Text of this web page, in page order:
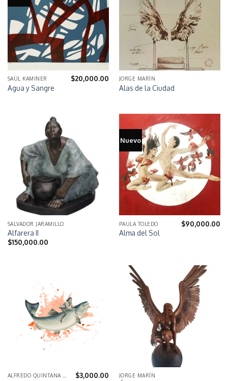
SAÚL KAMINER
Agua y Sangre
$20,000.00 JORGE MARÍN
Alas de la Ciudad
SALVADOR JARAMILLO
Alfarera II
$150,000.00
Nuevo
PAULA TOLEDO
Alma del Sol
$90,000.00
$3,000.00 JORGE MARÍN